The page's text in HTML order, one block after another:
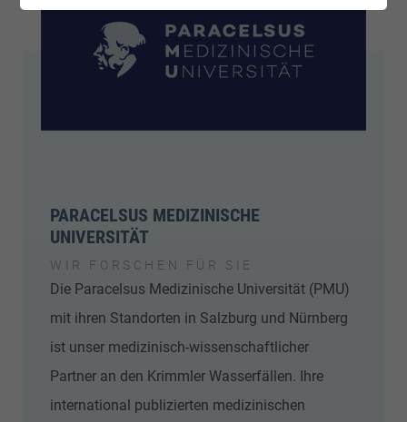
PARACELSUS MEDIZINISCHE
UNIVERSITÄT
WIR FORSCHEN FÜR SIE
Die Paracelsus Medizinische Universität (PMU)
mit ihren Standorten in Salzburg und Nürnberg
ist unser medizinisch-wissenschaftlicher
Partner an den Krimmler Wasserfällen. Ihre
international publizierten medizinischen